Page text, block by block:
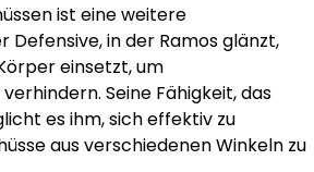
ist eine weitere
Defensive, in der Ramos glänzt,
einsetzt, um
Seine Fähigkeit, das
es ihm, sich effektiv zu
aus verschiedenen Winkeln zu